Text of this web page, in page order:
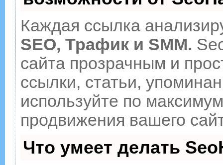
Каждая ссылка
SEO, Трафик и SMM.
сайта прозрачным и
ссылки, статьи,
используйте по
продвижения вашего
Что умеет делать